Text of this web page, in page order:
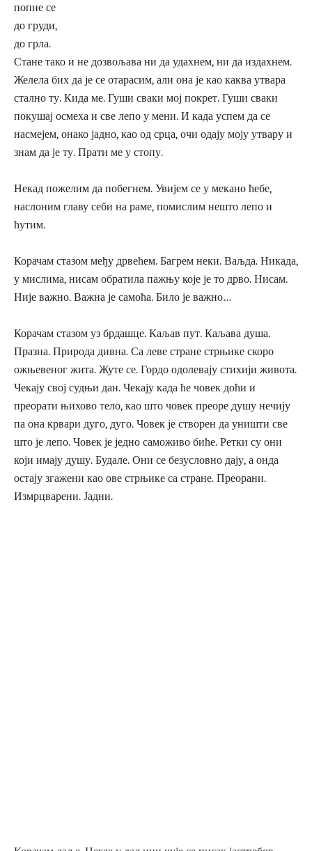
попне се
до груди,
до грла.
Стане тако и не дозвољава ни да удахнем, ни да издахнем.
Желела бих да је се отарасим, али она је као каква утвара
стално ту. Кида ме. Гуши сваки мој покрет. Гуши сваки
покушај осмеха и све лепо у мени. И када успем да се
насмејем, онако јадно, као од срца, очи одају моју утвару и
знам да је ту. Прати ме у стопу.
Некад пожелим да побегнем. Увијем се у мекано ћебе,
наслоним главу себи на раме, помислим нешто лепо и
ћутим.
Корачам стазом међу дрвећем. Багрем неки. Ваљда. Никада,
у мислима, нисам обратила пажњу које је то дрво. Нисам.
Није важно. Важна је самоћа. Било је важно…
Корачам стазом уз брдашце. Каљав пут. Каљава душа.
Празна. Природа дивна. Са леве стране стрњике скоро
ожњевеног жита. Жуте се. Гордо одолевају стихији живота.
Чекају свој судњи дан. Чекају када ће човек доћи и
преорати њихово тело, као што човек преоре душу нечију
па она крвари дуго, дуго. Човек је створен да уништи све
што је лепо. Човек је једно саможиво биће. Ретки су они
који имају душу. Будале. Они се безусловно дају, а онда
остају згажени као ове стрњике са стране. Преорани.
Измрцварени. Јадни.